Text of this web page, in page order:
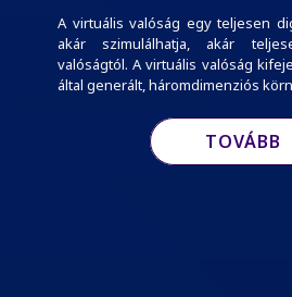
A virtuális valóság egy teljesen
akár szimulálhatja, akár
valóságtól. A virtuális valóság
által generált, háromdimenziós
TOVÁBB